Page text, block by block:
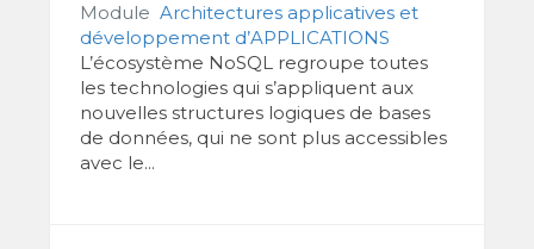
Module Architectures applicatives et
développement d’APPLICATIONS
L’écosystème NoSQL regroupe toutes
les technologies qui s’appliquent aux
nouvelles structures logiques de bases
de données, qui ne sont plus accessibles
avec le...